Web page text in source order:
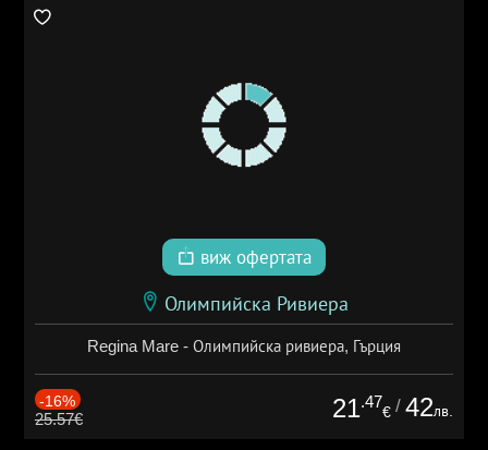
виж офертата
Олимпийска Ривиера
Regina Mare - Олимпийска ривиера, Гърция
-16%
25.57€ 21.47
€ / 42лв.